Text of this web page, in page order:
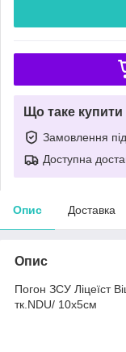
Що таке
Замовлення
Доступна
Опис Доставка
Опис
Погон ЗСУ Ліцеїст
тк.NDU/ 10х5см